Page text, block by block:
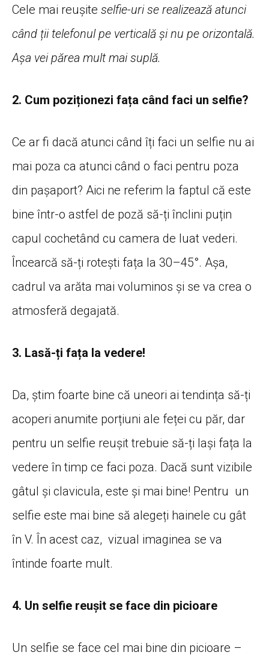
Cele mai reușite selfie-uri se realizează atunci
când ții telefonul pe verticală și nu pe orizontală.
Așa vei părea mult mai suplă.
2. Cum poziționezi fața când faci un selfie?
Ce ar fi dacă atunci când îți faci un selfie nu ai
mai poza ca atunci când o faci pentru poza
din pașaport? Aici ne referim la faptul că este
bine într-o astfel de poză să-ți înclini puțin
capul cochetând cu camera de luat vederi.
Încearcă să-ți rotești fața la 30–45°. Așa,
cadrul va arăta mai voluminos și se va crea o
atmosferă degajată.
3. Lasă-ți fața la vedere!
Da, știm foarte bine că uneori ai tendința să-ți
acoperi anumite porțiuni ale feței cu păr, dar
pentru un selfie reușit trebuie să-ți lași fața la
vedere în timp ce faci poza. Dacă sunt vizibile
gâtul și clavicula, este și mai bine! Pentru un
selfie este mai bine să alegeți hainele cu gât
în V. În acest caz, vizual imaginea se va
întinde foarte mult.
4. Un selfie reușit se face din picioare
Un selfie se face cel mai bine din picioare –